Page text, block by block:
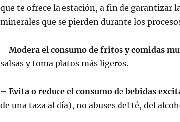
que te ofrece la estación, a fin de garantizar
minerales que se pierden durante los
– Modera el consumo de fritos y comidas
salsas y toma platos más ligeros.
– Evita o reduce el consumo de bebidas
de una taza al día), no abuses del té, del